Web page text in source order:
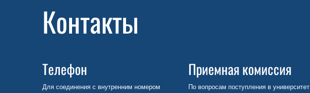
Контакты
Телефон
Для соединения с внутренним номером
Приемная комиссия
По вопросам поступления в университет